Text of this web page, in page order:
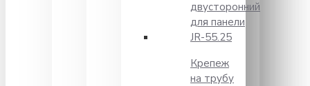
двусторонний
для панели
JR-55.25
Крепеж
на трубу